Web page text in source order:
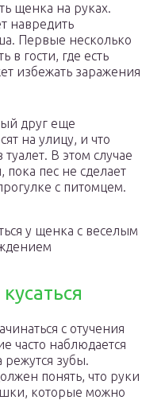
щенка на руках.
навредить
Первые несколько
в гости, где есть
избежать заражения
друг еще
на улицу, и что
В этом случае
пока пес не сделает
с питомцем.
у щенка с веселым
с отучения
часто наблюдается
режутся зубы.
понять, что руки
которые можно